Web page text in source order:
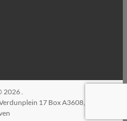
2026
17 Box A3608, 5627SZ,